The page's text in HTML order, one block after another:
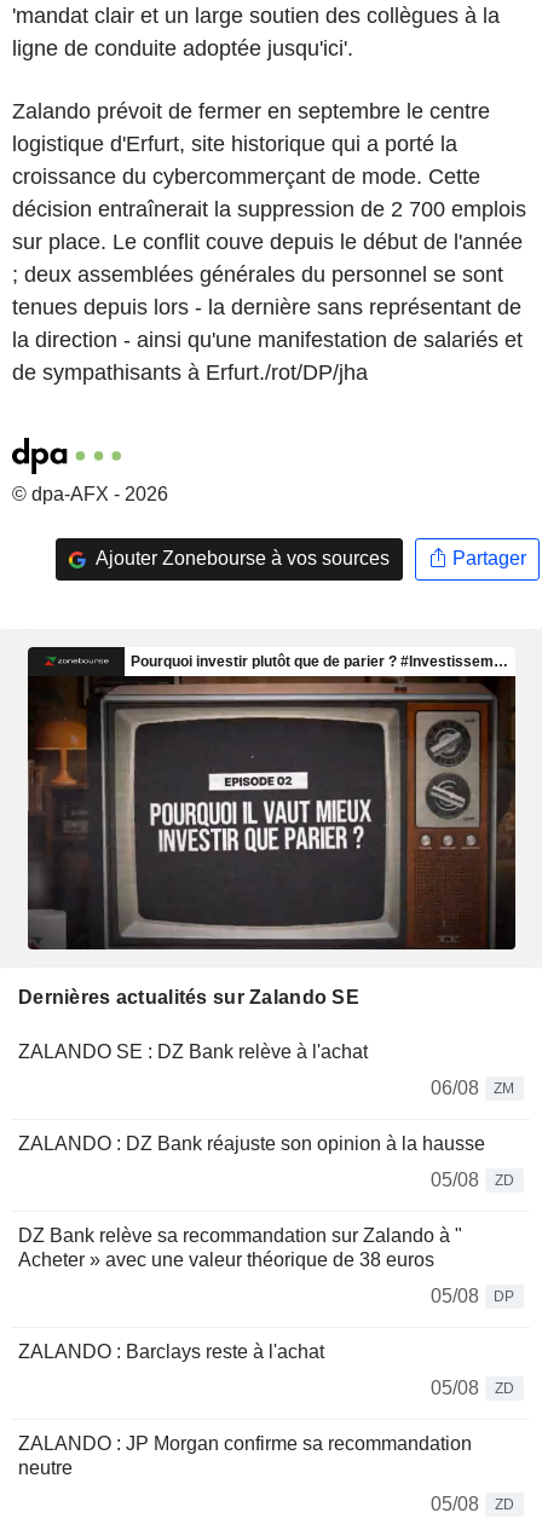
'mandat clair et un large soutien des collègues à la
ligne de conduite adoptée jusqu'ici'.
Zalando prévoit de fermer en septembre le centre
logistique d'Erfurt, site historique qui a porté la
croissance du cybercommerçant de mode. Cette
décision entraînerait la suppression de 2 700 emplois
sur place. Le conflit couve depuis le début de l'année
; deux assemblées générales du personnel se sont
tenues depuis lors - la dernière sans représentant de
la direction - ainsi qu'une manifestation de salariés et
de sympathisants à Erfurt./rot/DP/jha
© dpa-AFX - 2026
Ajouter Zonebourse à vos sources Partager
Dernières actualités sur Zalando SE
ZALANDO SE : DZ Bank relève à l'achat
06/08
ZM
ZALANDO : DZ Bank réajuste son opinion à la hausse
05/08
ZD
DZ Bank relève sa recommandation sur Zalando à "
Acheter » avec une valeur théorique de 38 euros
05/08
DP
ZALANDO : Barclays reste à l'achat
05/08
ZD
ZALANDO : JP Morgan confirme sa recommandation
neutre
05/08
ZD